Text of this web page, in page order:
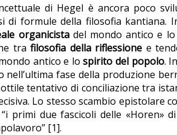
di Hegel è ancora poco
di formule della filosofia kantiana.
organicistadel mondo antico e
trafilosofia della riflessione e
antico e lospirito del popolo.
nell’ultima fase della produzione
tentativo di conciliazione tra
Lo stesso scambio
primi due fascicoli delle «Horen»
[1].